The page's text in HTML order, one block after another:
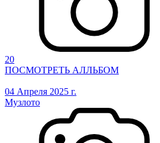
20
ПОСМОТРЕТЬ АЛЛЬБОМ
04 Апреля 2025 г.
Музлото